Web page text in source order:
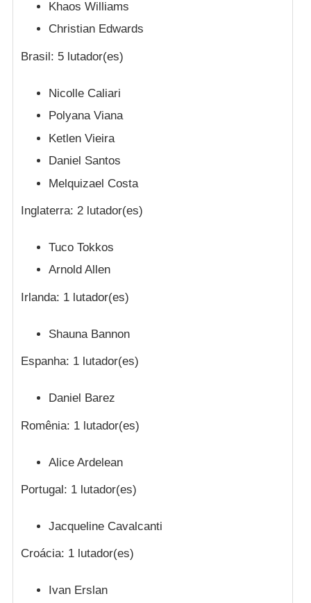
Khaos Williams
Christian Edwards
Brasil: 5 lutador(es)
Nicolle Caliari
Polyana Viana
Ketlen Vieira
Daniel Santos
Melquizael Costa
Inglaterra: 2 lutador(es)
Tuco Tokkos
Arnold Allen
Irlanda: 1 lutador(es)
Shauna Bannon
Espanha: 1 lutador(es)
Daniel Barez
Romênia: 1 lutador(es)
Alice Ardelean
Portugal: 1 lutador(es)
Jacqueline Cavalcanti
Croácia: 1 lutador(es)
Ivan Erslan